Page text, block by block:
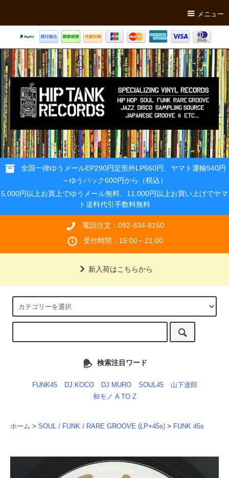
メニュー
全国一律ゆうメールEP290円定形外LP660円、ヤマト運輸540円
～ゆうパック600円から（税込）
5,000円以上お買上でゆうメール無料、11,000円以上お買い上げでヤマ
ト送料代引手数料無料
電話注文：092-834-8150
受付時間：15:00～21:00
新入荷はこちらから
検索注目ワード
FUNK45 DJ KOCO DJ MURO SOUL45
山下達郎
和モノ A TO Z
ホーム > SOUL / FUNK / RARE GROOVE (LP+45s) > FUNK 45s